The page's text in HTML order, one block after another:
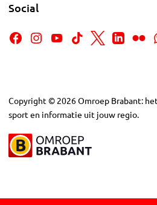
Social
Copyright © 2026Omroep Brabant:
sport en informatie uit jouw regio.